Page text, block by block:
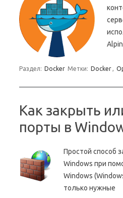
Раздел: Docker Метки: Docker,
Как закрыть
порты в
Простой способ
Windows при
Windows
только нужные